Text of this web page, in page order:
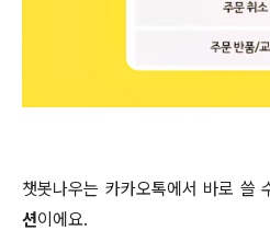
챗봇나우는 카카오톡에서 바로 쓸
션이에요.